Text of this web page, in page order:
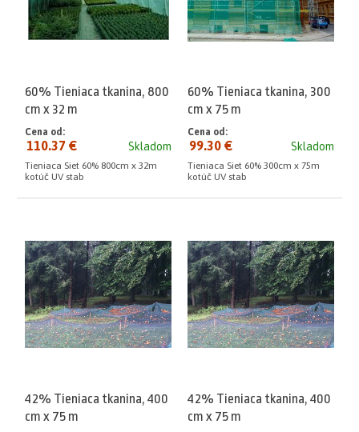
60% Tieniaca tkanina, 800
cm x 32 m
Skladom
Cena od:
110.37 €
Tieniaca Siet 60% 800cm x 32m
kotúč UV stab
60% Tieniaca tkanina, 300
cm x 75 m
Skladom
Cena od:
99.30 €
Tieniaca Siet 60% 300cm x 75m
kotúč UV stab
42% Tieniaca tkanina, 400
cm x 75 m
42% Tieniaca tkanina, 400
cm x 75 m